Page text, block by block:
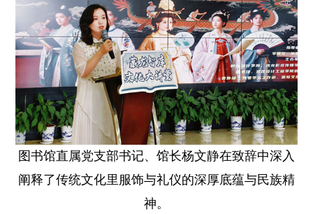
图书馆直属党支部书记、馆长杨文静在致辞中深入
阐释了传统文化里服饰与礼仪的深厚底蕴与民族精
神。